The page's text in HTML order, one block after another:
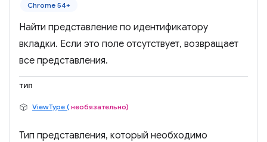
Chrome 54+
Найти представление по идентификатору
вкладки. Если это поле отсутствует, возвращает
все представления.
тип
ViewType ( необязательно)
Тип представления, который необходимо